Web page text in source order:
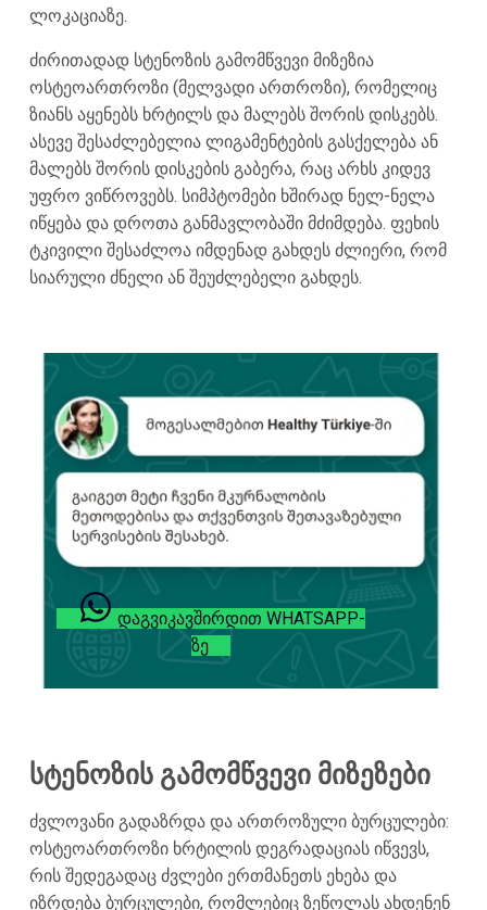
ლოკაციაზე.
ძირითადად სტენოზის გამომწვევი მიზეზია
ოსტეოართროზი (მელვადი ართროზი), რომელიც
ზიანს აყენებს ხრტილს და მალებს შორის დისკებს.
ასევე შესაძლებელია ლიგამენტების გასქელება ან
მალებს შორის დისკების გაბერა, რაც არხს კიდევ
უფრო ვიწროვებს. სიმპტომები ხშირად ნელ-ნელა
იწყება და დროთა განმავლობაში მძიმდება. ფეხის
ტკივილი შესაძლოა იმდენად გახდეს ძლიერი, რომ
სიარული ძნელი ან შეუძლებელი გახდეს.
ᲓᲐᲒᲕᲘᲙᲐᲕᲨᲘᲠᲓᲘᲗ WHATSAPP-
ᲖᲔ
სტენოზის გამომწვევი მიზეზები
ძვლოვანი გადაზრდა და ართროზული ბურცულები:
ოსტეოართროზი ხრტილის დეგრადაციას იწვევს,
რის შედეგადაც ძვლები ერთმანეთს ეხება და
იზრდება ბურცულები, რომლებიც ზეწოლას ახდენენ